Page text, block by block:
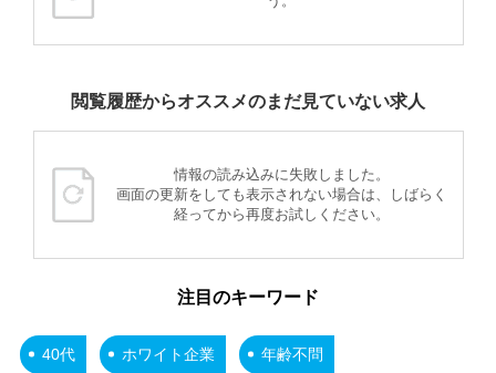
閲覧履歴からオススメのまだ見ていない求人
情報の読み込みに失敗しました。
画面の更新をしても表示されない場合は、しばらく
経ってから再度お試しください。
注目のキーワード
40代 ホワイト企業 年齢不問